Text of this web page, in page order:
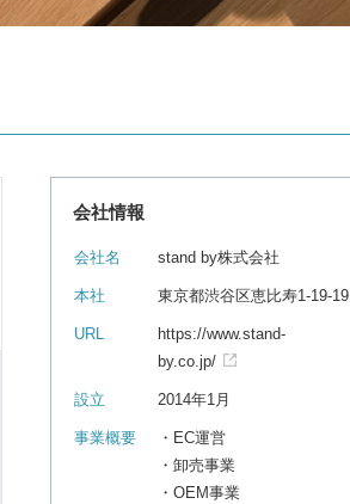
会社情報
会社名 stand by株式会社
本社 東京都渋谷区恵比寿1-19-19
URL
https://www.stand-
by.co.jp/
設立 2014年1月
事業概要
・EC運営
・卸売事業
・OEM事業